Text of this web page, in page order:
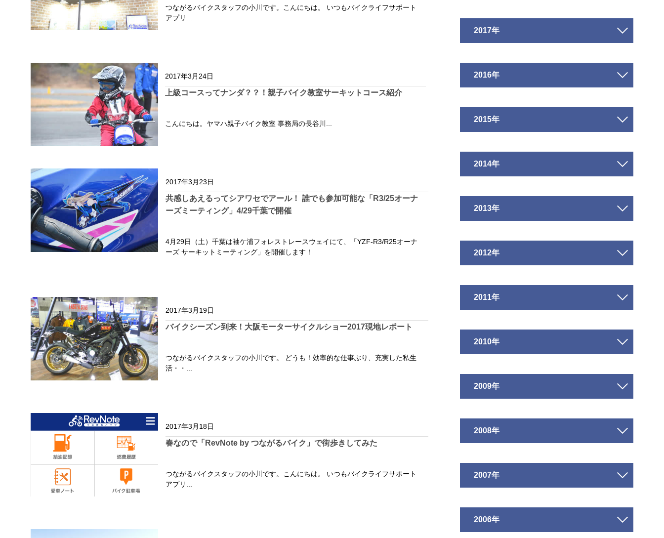
つながるバイクスタッフの小川です。こんにちは。 いつもバイクライフサポート
アプリ...
2017年3月24日
上級コースってナンダ？？！親子バイク教室サーキットコース紹介
こんにちは。ヤマハ親子バイク教室 事務局の長谷川...
2017年3月23日
共感しあえるってシアワセでアール！ 誰でも参加可能な「R3/25オーナ
ーズミーティング」4/29千葉で開催
4月29日（土）千葉は袖ケ浦フォレストレースウェイにて、「YZF-R3/R25オーナ
ーズ サーキットミーティング」を開催します！
2017年3月19日
バイクシーズン到来！大阪モーターサイクルショー2017現地レポート
つながるバイクスタッフの小川です。 どうも！効率的な仕事ぶり、充実した私生
活・・...
2017年3月18日
春なので「RevNote by つながるバイク」で街歩きしてみた
つながるバイクスタッフの小川です。こんにちは。 いつもバイクライフサポート
アプリ...
2017年
2016年
2015年
2014年
2013年
2012年
2011年
2010年
2009年
2008年
2007年
2006年